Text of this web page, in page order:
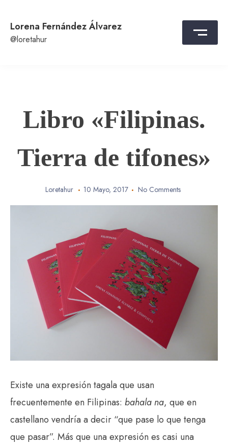
content
Lorena Fernández Álvarez
@loretahur
Libro «Filipinas.
Tierra de tifones»
Loretahur 10 Mayo, 2017 No Comments
Existe una expresión tagala que usan
frecuentemente en Filipinas: bahala na, que en
castellano vendría a decir “que pase lo que tenga
que pasar”. Más que una expresión es casi una